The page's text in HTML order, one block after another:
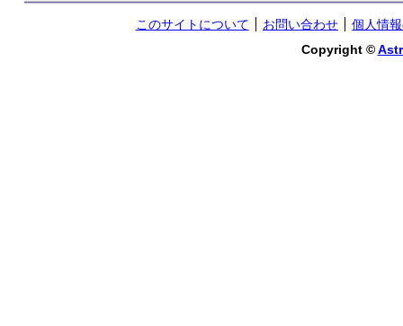
このサイトについて お問い合わせ
個人情
Copyright ©